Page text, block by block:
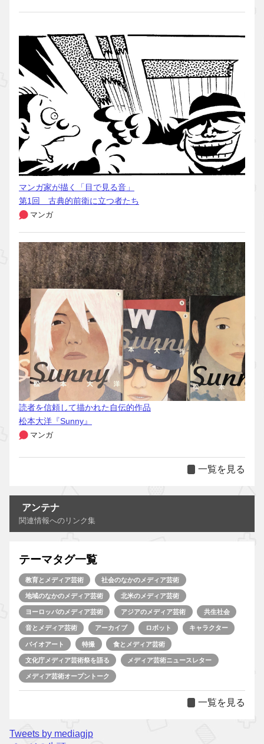
マンガ家が描く「目で見る音」
第1回 古典的前衛に立つ者たち
マンガ
読者を信頼して描かれた自伝的作品
松本大洋『Sunny』
マンガ
一覧を見る
アンテナ
関連情報へのリンク集
テーマタグ一覧
教育とメディア芸術 社会のなかのメディア芸術
地域のなかのメディア芸術 北米のメディア芸術
ヨーロッパのメディア芸術 アジアのメディア芸術 共生社会
音とメディア芸術 アーカイブ ロボット キャラクター
バイオアート 特撮 食とメディア芸術
文化庁メディア芸術祭を語る メディア芸術ニュースレター
メディア芸術オープントーク
一覧を見る
Tweets by mediagjp